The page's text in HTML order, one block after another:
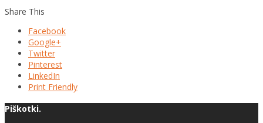
Share This
Facebook
Google+
Twitter
Pinterest
LinkedIn
Print Friendly
Piškotki.